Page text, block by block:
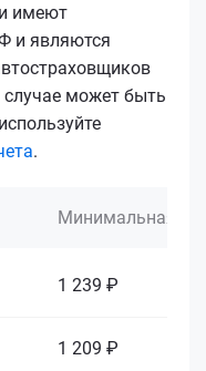
имеют
и являются
может быть
.
Минимальная
1 239 ₽
1 209 ₽